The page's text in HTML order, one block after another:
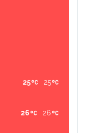
25
25
26
26